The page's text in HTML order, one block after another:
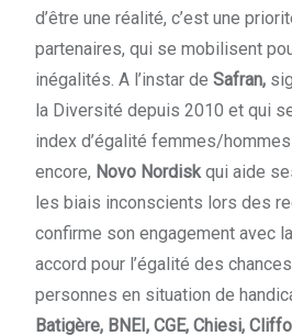
d’être une réalité, c’est une
partenaires, qui se mobilisent
inégalités. A l’instar de Safran,
la Diversité depuis 2010 et qui
index d’égalité femmes/
encore, Novo Nordisk qui aide
les biais inconscients lors des
confirme son engagement avec
accord pour l’égalité des
personnes en situation de
Batigère, BNEI, CGE, Chiesi,